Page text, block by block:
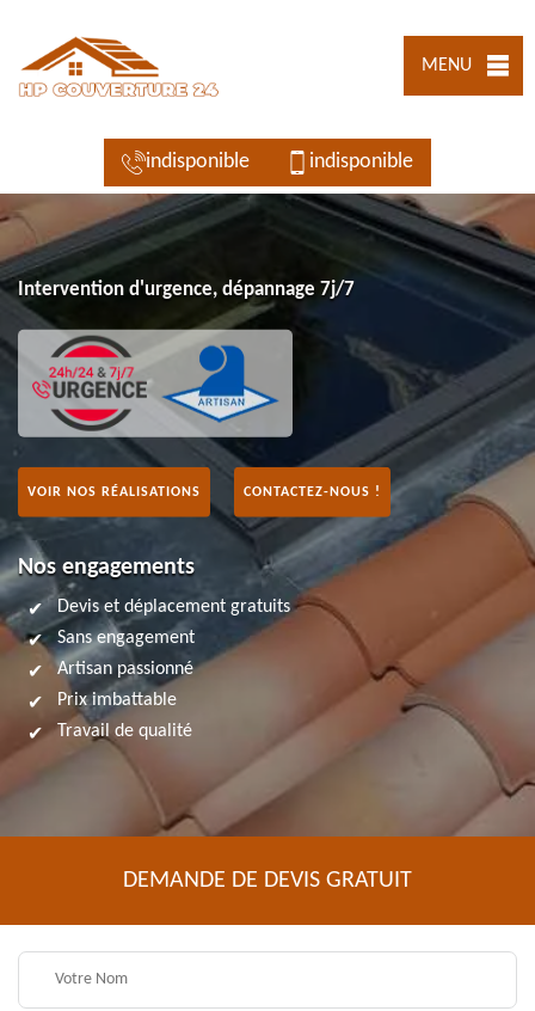
MENU
indisponible indisponible
Intervention d'urgence, dépannage 7j/7
VOIR NOS RÉALISATIONS CONTACTEZ-NOUS !
Nos engagements
Devis et déplacement gratuits
Sans engagement
Artisan passionné
Prix imbattable
Travail de qualité
DEMANDE DE DEVIS GRATUIT